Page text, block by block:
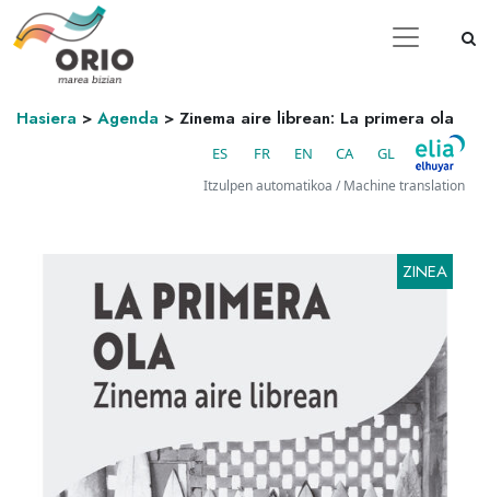
Hasiera > Agenda > Zinema aire librean: La primera ola
ES FR EN CA GL
Itzulpen automatikoa / Machine translation
ZINEA